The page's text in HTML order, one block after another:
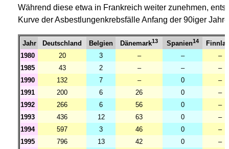
Während diese etwa in Frankreich weiter zunehmen,
Kurve der Asbestlungenkrebsfälle Anfang der 90iger
Jahr Deutschland Belgien Dänemark13 Spanien14
1980
20 3 – –
–
1985
43 2 – –
–
1990
132 7 – 0
–
1991
200 6 26 0
–
1992
266 6 56 0
–
1993
436 12 63 0
–
1994
597 3 46 0
–
1995
796 13 42 0
–